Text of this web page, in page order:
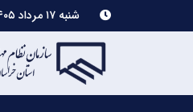
شنبه ۱۷ مرداد ۱۴۰۵